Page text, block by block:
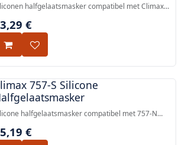
halfgelaatsmasker compatibel met Climax
deeltjesbescherming, gecertificeerd volgens EN
€
757-S Silicone
halfgelaatsmasker compatibel met 757-N
dampen en deeltjes. Gecertificeerd volgens EN
€